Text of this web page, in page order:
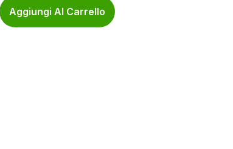
Aggiungi Al Carrello